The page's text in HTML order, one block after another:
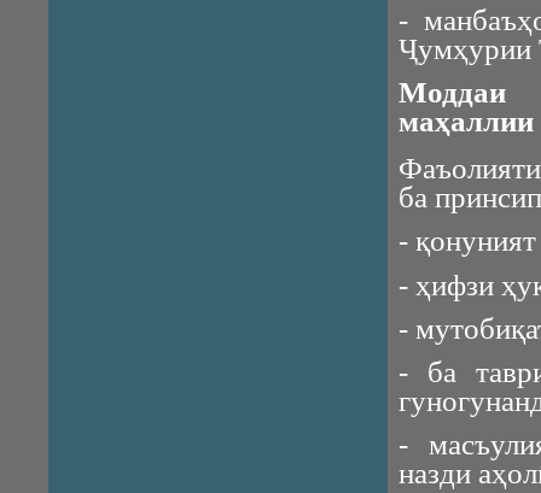
-
Ҷумҳурии
Моддаи
маҳаллии
ба
-
- ҳифзи
-
- ба
-
назди